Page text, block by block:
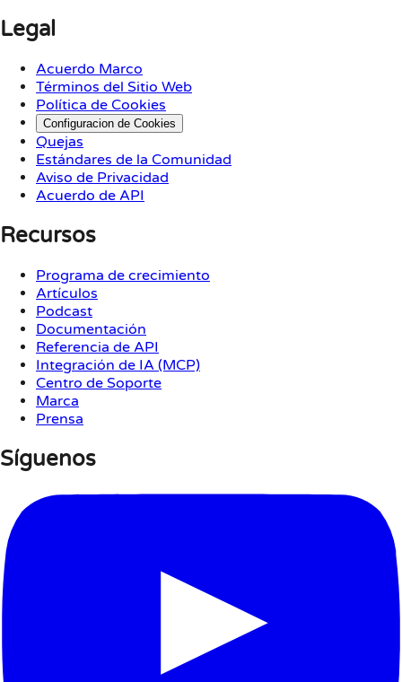
Legal
Acuerdo Marco
Términos del Sitio Web
Política de Cookies
Configuracion de Cookies
Quejas
Estándares de la Comunidad
Aviso de Privacidad
Acuerdo de API
Recursos
Programa de crecimiento
Artículos
Podcast
Documentación
Referencia de API
Integración de IA (MCP)
Centro de Soporte
Marca
Prensa
Síguenos